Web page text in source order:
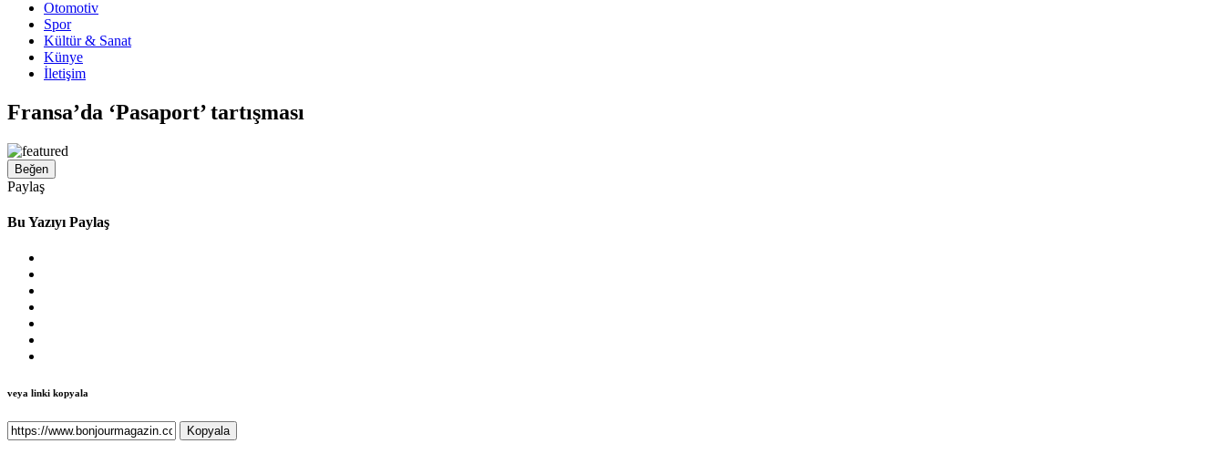
Otomotiv
Spor
Kültür & Sanat
Künye
İletişim
Fransa’da ‘Pasaport’ tartışması
Beğen
Paylaş
Bu Yazıyı Paylaş
veya linki kopyala
Kopyala